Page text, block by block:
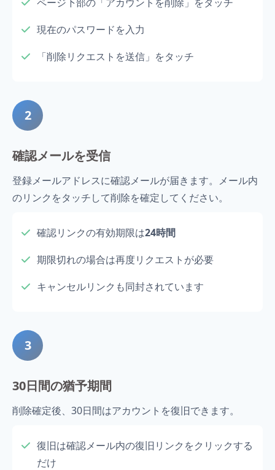
現在のパスワードを入力
「削除リクエストを送信」をタッチ
2
確認メールを受信
登録メールアドレスに確認メールが届きます。メール内
のリンクをタッチして削除を確定してください。
確認リンクの有効期限は24時間
期限切れの場合は再度リクエストが必要
キャンセルリンクも同封されています
3
30日間の猶予期間
削除確定後、30日間はアカウントを復旧できます。
復旧は確認メール内の復旧リンクをクリックする
だけ